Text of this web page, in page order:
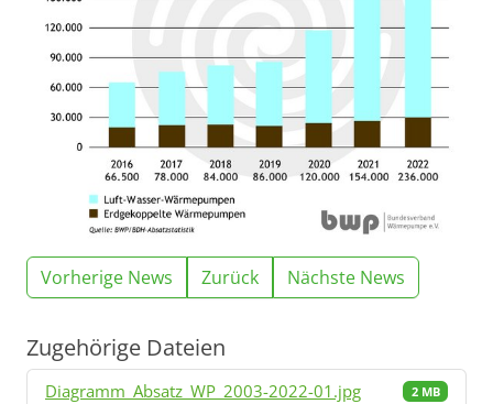
Vorherige News Zurück Nächste News
Zugehörige Dateien
Diagramm_Absatz_WP_2003-2022-01.jpg 2 MB